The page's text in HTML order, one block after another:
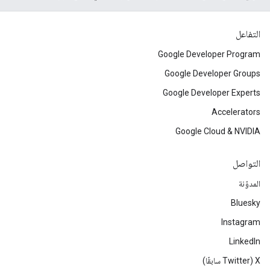
التفاعل
Google Developer Program
Google Developer Groups
Google Developer Experts
Accelerators
Google Cloud & NVIDIA
التواصل
المدوّنة
Bluesky
Instagram
LinkedIn
‫X ‏(Twitter سابقًا)